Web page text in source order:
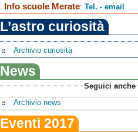
Info scuole Merate:Tel. - email
L’astro curiosità
Archivio curiosità
News
Seguici anche
Archivio news
Eventi 2017